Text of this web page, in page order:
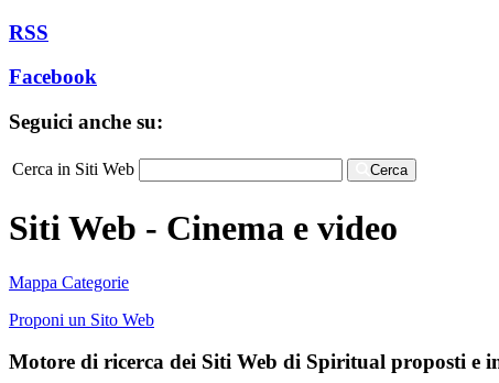
RSS
Facebook
Seguici anche su:
Cerca in Siti Web Cerca
Siti Web - Cinema e video
Mappa Categorie
Proponi un Sito Web
Motore di ricerca dei Siti Web di Spiritual proposti e